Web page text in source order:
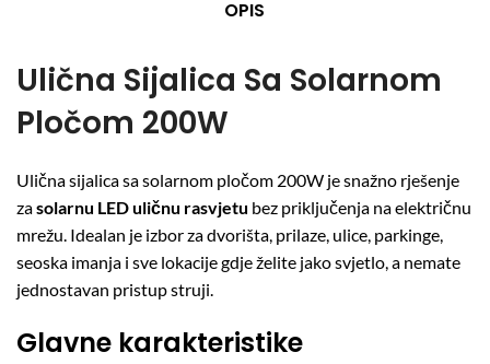
OPIS
Ulična Sijalica Sa Solarnom
Pločom 200W
Ulična sijalica sa solarnom pločom 200W je snažno rješenje
zasolarnu LED uličnu rasvjetu bez priključenja na električnu
mrežu. Idealan je izbor za dvorišta, prilaze, ulice, parkinge,
seoska imanja i sve lokacije gdje želite jako svjetlo, a nemate
jednostavan pristup struji.
Glavne karakteristike